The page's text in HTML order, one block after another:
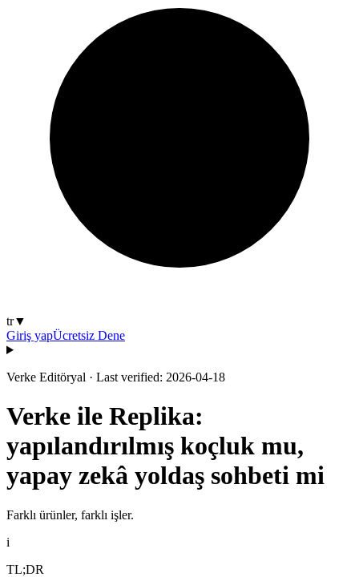
tr▼
Giriş yapÜcretsiz Dene
Verke Editöryal · Last verified: 2026-04-18
Verke ile Replika:
yapılandırılmış koçluk mu,
yapay zekâ yoldaş sohbeti mi
Farklı ürünler, farklı işler.
i
TL;DR